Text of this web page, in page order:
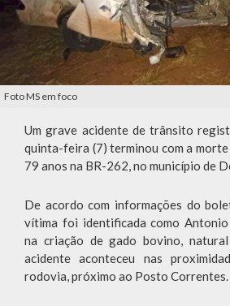
Foto MS em foco
Um grave acidente de trânsito
quinta-feira (7) terminou com a
79 anos na BR-262, no município de
De acordo com informações do
vítima foi identificada como
na criação de gado bovino,
acidente aconteceu nas
rodovia, próximo ao Posto Correntes.